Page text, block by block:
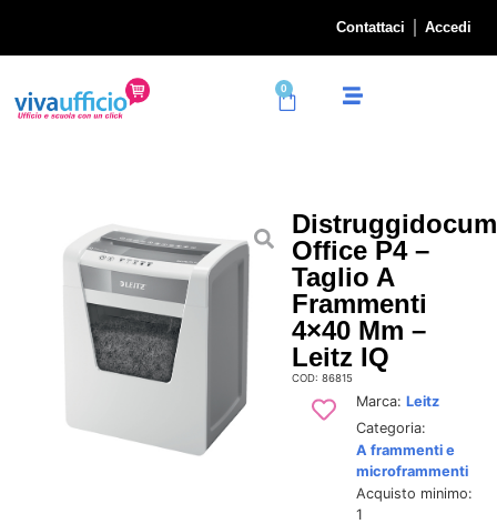
Contattaci Accedi
0
Office P4 –
Taglio A
Frammenti
4×40 Mm –
Leitz IQ
COD: 86815
Marca: Leitz
Categoria:
A frammenti e
microframmenti
Acquisto minimo:
1